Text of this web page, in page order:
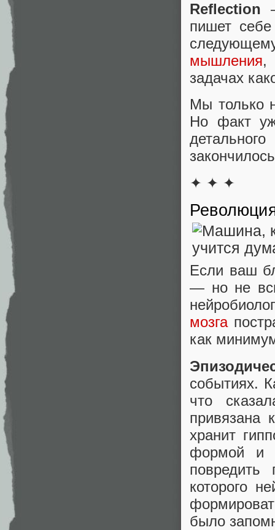
Reflection
пишет
мышления,
задачах
Мы только
Но факт
✦ ✦ ✦
Если ваш
— но не
мозга
как
событиях.
что
привязана
хранит
формой и
которого
было